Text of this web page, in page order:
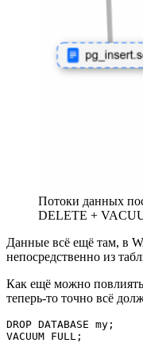
Потоки данных
DELETE +
Данные всё ещё там, в
непосредственно из
Как ещё можно
теперь-то точно всё
DROP DATABASE my;
VACUUM FULL;